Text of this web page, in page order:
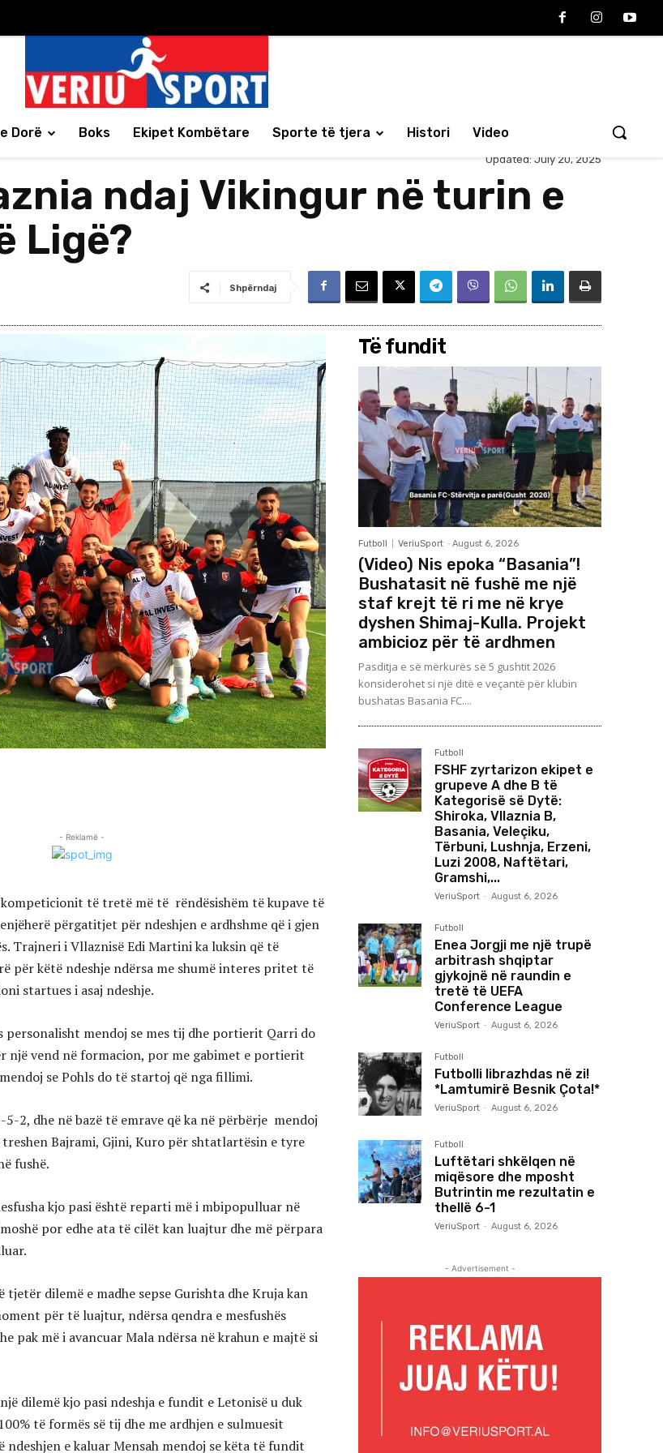
Dorë Boks Ekipet Kombëtare Sporte të tjera Histori Video
Updated: July 20, 2025
ndaj Vikingur në turin e
Ligë?
Shpërndaj
- Reklamë -
të tretë më të rëndësishëm të kupave të
përgatitjet për ndeshjen e ardhshme që i gjen
Trajneri i Vllaznisë Edi Martini ka luksin që të
për këtë ndeshje ndërsa me shumë interes pritet të
startues i asaj ndeshje.
mendoj se mes tij dhe portierit Qarri do
një vend në formacion, por me gabimet e portierit
se Pohls do të startoj që nga fillimi.
2, dhe në bazë të emrave që ka në përbërje mendoj
Bajrami, Gjini, Kuro për shtatlartësin e tyre
fushë.
kjo pasi është reparti më i mbipopulluar në
por edhe ata të cilët kan luajtur dhe më përpara
dilemë e madhe sepse Gurishta dhe Kruja kan
për të luajtur, ndërsa qendra e mesfushës
pak më i avancuar Mala ndërsa në krahun e majtë si
dilemë kjo pasi ndeshja e fundit e Letonisë u duk
të formës së tij dhe me ardhjen e sulmuesit
ndeshjen e kaluar Mensah mendoj se këta të fundit
Të fundit
Futboll VeriuSport - August 6, 2026
(Video) Nis epoka “Basania”!
Bushatasit në fushë me një
staf krejt të ri me në krye
dyshen Shimaj-Kulla. Projekt
ambicioz për të ardhmen
Pasditja e së mërkurës së 5 gushtit 2026
konsiderohet si një ditë e veçantë për klubin
bushatas Basania FC....
Futboll
FSHF zyrtarizon ekipet e
grupeve A dhe B të
Kategorisë së Dytë:
Shiroka, Vllaznia B,
Basania, Veleçiku,
Tërbuni, Lushnja, Erzeni,
Luzi 2008, Naftëtari,
Gramshi,...
VeriuSport - August 6, 2026
Futboll
Enea Jorgji me një trupë
arbitrash shqiptar
gjykojnë në raundin e
tretë të UEFA
Conference League
VeriuSport - August 6, 2026
Futboll
Futbolli librazhdas në zi!
*Lamtumirë Besnik Çota!*
VeriuSport - August 6, 2026
Futboll
Luftëtari shkëlqen në
miqësore dhe mposht
Butrintin me rezultatin e
thellë 6-1
VeriuSport - August 6, 2026
- Advertisement -